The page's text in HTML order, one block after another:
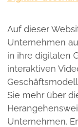
Auf dieser
Unternehmen
in ihre digitalen
interaktiven
Sie mehr über
Unternehmen.